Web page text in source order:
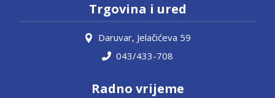
Trgovina i ured
Daruvar, Jelačićeva 59
043/433-708
Radno vrijeme